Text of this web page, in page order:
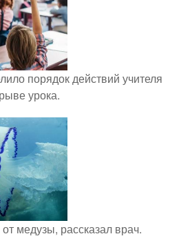
порядок действий учителя
урока.
медузы, рассказал врач.